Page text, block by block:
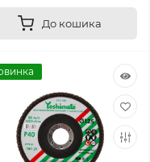
До кошика